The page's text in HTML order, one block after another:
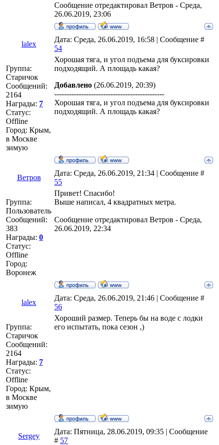
Сообщение отредактировал Ветров - Среда,
26.06.2019, 23:06
lalex
Дата: Среда, 26.06.2019, 16:58 | Сообщение #
54
Группа:
Старичок
Сообщений:
2164
Награды: 7
Статус:
Offline
Город: Крым,
в Москве
зимую
Хорошая тяга, и угол подъема для буксировки
подходящий. А площадь какая?
Добавлено (26.06.2019, 20:39)
---------------------------------------------
Хорошая тяга, и угол подъема для буксировки
подходящий. А площадь какая?
Ветров
Дата: Среда, 26.06.2019, 21:34 | Сообщение #
55
Группа:
Пользователь
Сообщений:
383
Награды: 0
Статус:
Offline
Город:
Воронеж
Привет! Спасибо!
Выше написал, 4 квадратных метра.
Сообщение отредактировал Ветров - Среда,
26.06.2019, 22:34
lalex
Дата: Среда, 26.06.2019, 21:46 | Сообщение #
56
Группа:
Старичок
Сообщений:
2164
Награды: 7
Статус:
Offline
Город: Крым,
в Москве
зимую
Хороший размер. Теперь бы на воде с лодки
его испытать, пока сезон ,)
Sergey
Дата: Пятница, 28.06.2019, 09:35 | Сообщение
# 57